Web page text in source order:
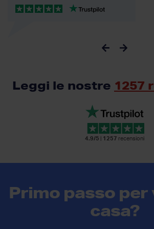
Leggi le nostre 1257
4.9/5 1257 recensioni
Primo passo per
casa?